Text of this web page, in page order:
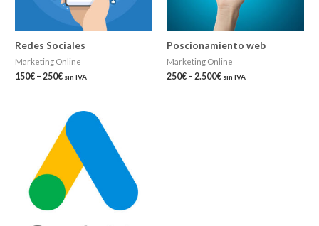
Redes Sociales
Marketing Online
150€ – 250€ sin IVA
Poscionamiento web
Marketing Online
250€ – 2.500€ sin IVA